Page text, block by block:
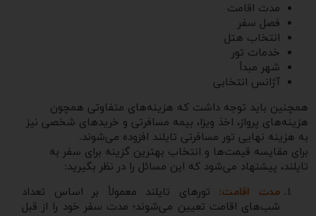
مدت اقامت
فصل سفر
انتخاب هتل
خدمات تور
شهر مبدأ
آژانس انتخابی
همچنین باید توجه داشت که هزینه‌های متفاوتی همچون
هزینه‌های پرواز، اخذ ویزا، بیمه مسافرتی و خریدهای شخصی نیز
به هزینه نهایی تور مسافرتی تایلند افزوده می‌شوند.
برای مقایسه قیمت‌ها و انتخاب بهترین گزینه برای سفر به
تایلند، پیشنهاد می‌شود که این مسائل را در نظر بگیرید:
مدت اقامت: تورهای تایلند معمولاً بر اساس تعداد
شب‌های اقامت تعیین می‌شوند؛ مدت سفر خود را از قبل